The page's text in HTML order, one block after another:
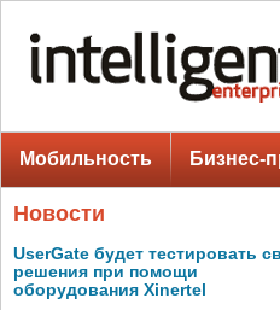
Мобильность Бизнес-
Новости
UserGate будет тестировать
решения при помощи
оборудования Xinertel